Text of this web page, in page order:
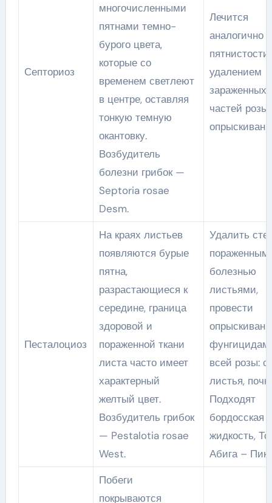
Септориоз
многочисленными
пятнами темно-
бурого цвета,
которые со
временем светлеют
в центре, оставляя
тонкую темную
окантовку.
Возбудитель
болезни грибок —
Septoria rosae
Desm.
Лечится
аналогично
пятнистости,
удалением
зараженных
частей розы
Песталоциоз
На краях листьев
появляются бурые
пятна,
разрастающиеся к
середине, граница
здоровой и
пораженной ткани
листа часто имеет
характерный
желтый цвет.
Возбудитель грибок
— Pestalotia rosae
West.
Удалить
болезнью
листьями,
провести
всей розы:
листья,
Подходят
бордосская
жидкость,
Абига – Пик.
Побеги
покрываются